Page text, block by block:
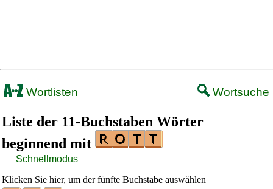
Wortlisten Wortsuche
Liste der 11-Buchstaben Wörter
beginnend mit
Schnellmodus
Klicken Sie hier, um der fünfte Buchstabe auswählen